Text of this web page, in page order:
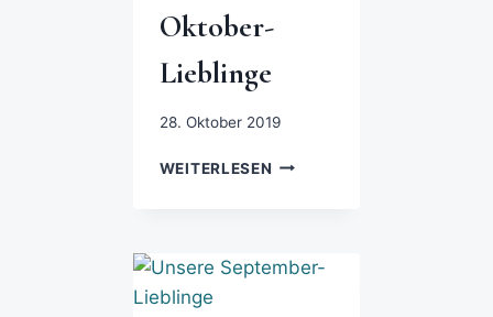
Oktober-
Lieblinge
28. Oktober 2019
WEITERLESEN